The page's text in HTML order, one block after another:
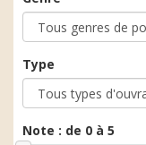
Type
Note : de 0 à 5